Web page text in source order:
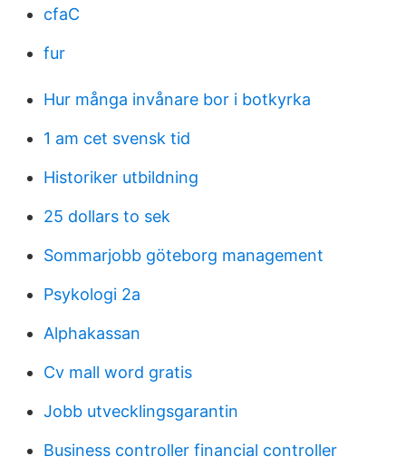
cfaC
fur
Hur många invånare bor i botkyrka
1 am cet svensk tid
Historiker utbildning
25 dollars to sek
Sommarjobb göteborg management
Psykologi 2a
Alphakassan
Cv mall word gratis
Jobb utvecklingsgarantin
Business controller financial controller